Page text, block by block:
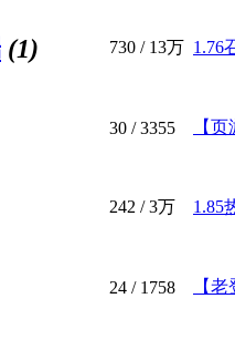
(1) 730 / 13万 1.76
30 / 3355 【
242 /3万 1.85
24 / 1758 【